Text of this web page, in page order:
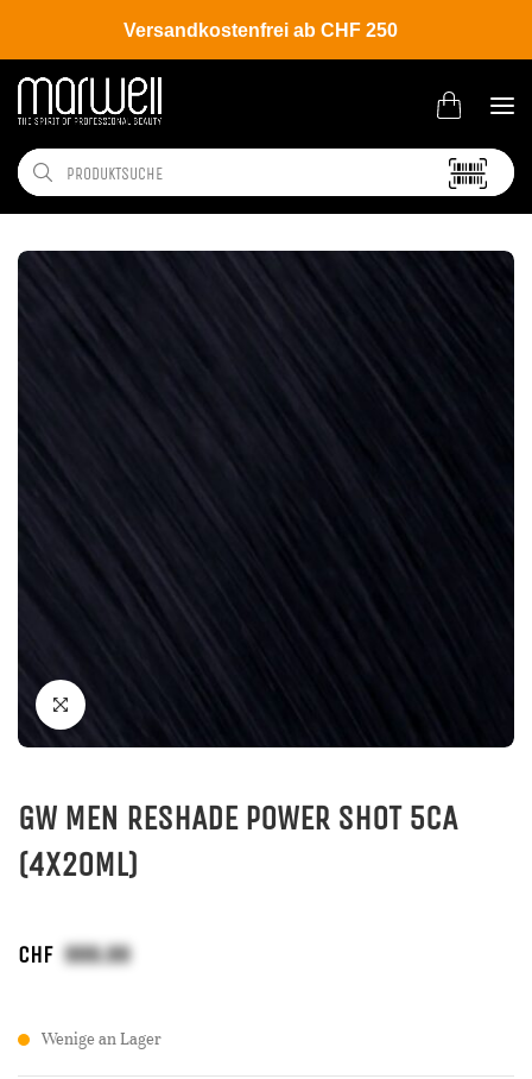
Versandkostenfrei ab CHF 250
Shop Hair Men Styling & Grooming
GW MEN RESHADE POWER SHOT 5CA
(4X20ML)
CHF
Wenige an Lager